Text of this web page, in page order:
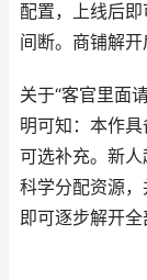
配置，上线后
间断。商铺解开
关于“客官里面
明可知：本作
可选补充。新人
科学分配资源，
即可逐步解开全